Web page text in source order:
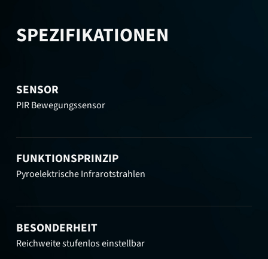
SPEZIFIKATIONEN
SENSOR
PIR Bewegungssensor
FUNKTIONSPRINZIP
Pyroelektrische Infrarotstrahlen
BESONDERHEIT
Reichweite stufenlos einstellbar